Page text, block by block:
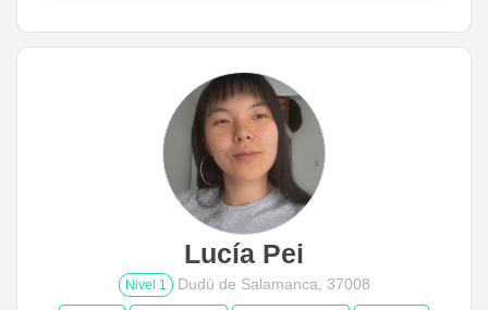
Lucía Pei
Nivel 1 Dudú de Salamanca, 37008